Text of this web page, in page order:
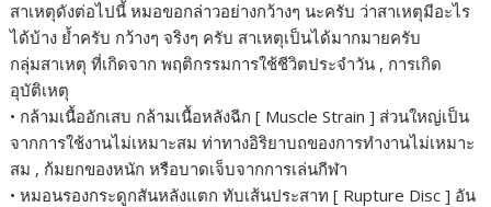
สาเหตุดังต่อไปนี้ หมอขอกล่าวอย่างกว้างๆ นะครับ ว่าสาเหตุมีอะไร
ได้บ้าง ย้ำครับ กว้างๆ จริงๆ ครับ สาเหตุเป็นได้มากมายครับ
กลุ่มสาเหตุ ที่เกิดจาก พฤติกรรมการใช้ชีวิตประจำวัน , การเกิด
อุบัติเหตุ
• กล้ามเนื้ออักเสบ กล้ามเนื้อหลังฉีก [ Muscle Strain ] ส่วนใหญ่เป็น
จากการใช้งานไม่เหมาะสม ท่าทางอิริยาบถของการทำงานไม่เหมาะ
สม , ก้มยกของหนัก หรือบาดเจ็บจากการเล่นกีฬา
• หมอนรองกระดูกสันหลังแตก ทับเส้นประสาท [ Rupture Disc ] อัน